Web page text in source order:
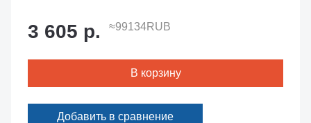
3 605 р. ≈99134RUB
В корзину
Добавить в сравнение